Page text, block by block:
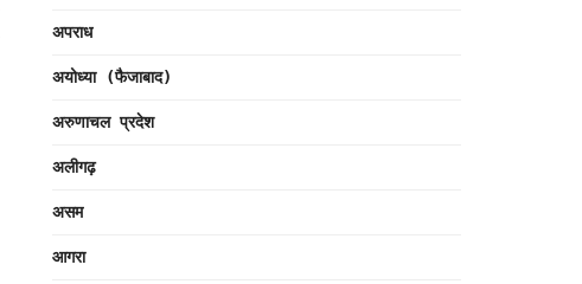
अपराध
अयोध्या (फैजाबाद)
अरुणाचल प्रदेश
अलीगढ़
असम
आगरा